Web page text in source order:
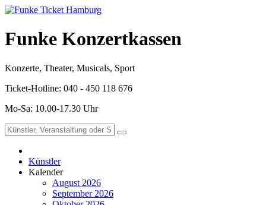
Funke Konzertkassen
Konzerte, Theater, Musicals, Sport
Ticket-Hotline: 040 - 450 118 676
Mo-Sa: 10.00-17.30 Uhr
Künstler
Kalender
August 2026
September 2026